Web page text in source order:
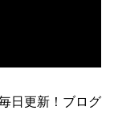
日更新！ブログ